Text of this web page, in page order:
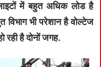
में बहुत अधिक लोड है
विभाग भी परेशान है वोल्टेज
रही है दोनों जगह.